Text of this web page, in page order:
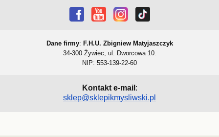
Dane firmy: F.H.U. Zbigniew Matyjaszczyk
34-300 Żywiec, ul. Dworcowa 10.
NIP: 553-139-22-60
Kontakt e-mail :
sklep@sklepikmysliwski.pl